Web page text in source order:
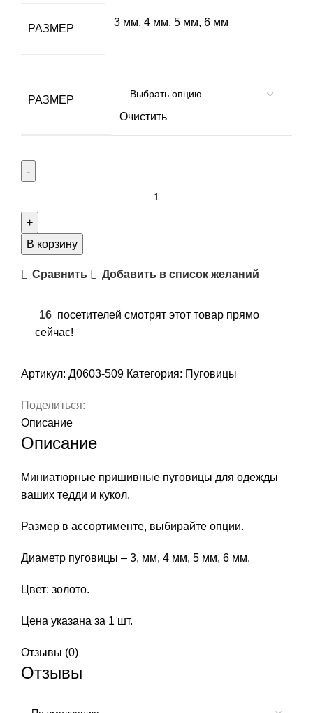
РАЗМЕР
3 мм, 4 мм, 5 мм, 6 мм
РАЗМЕР
Очистить
Миниатюрные
пуговицы
мм,
5мм,
цвет
золото,
арт.
Д0603-
509
В корзину
Сравнить Добавить в список желаний
16 посетителей смотрят этот товар прямо
сейчас!
Артикул: Д0603-509 Категория: Пуговицы
Поделиться:
Описание
Описание
Миниатюрные пришивные пуговицы для одежды
ваших тедди и кукол.
Размер в ассортименте, выбирайте опции.
Диаметр пуговицы – 3, мм, 4 мм, 5 мм, 6 мм.
Цвет: золото.
Цена указана за 1 шт.
Отзывы (0)
Отзывы